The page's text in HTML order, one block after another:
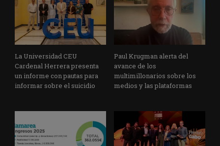
La Universidad CEU
Cardenal Herrera presenta
un informe con pautas para
informar sobre el suicidio
Paul Krugman alerta del
avance de los
multimillonarios sobre los
medios y las plataformas